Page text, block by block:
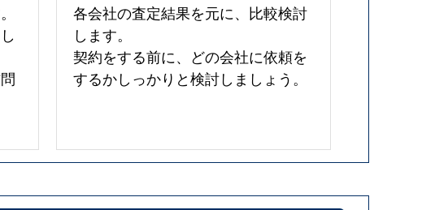
各会社の査定結果を元に、比較検討
します。
契約をする前に、どの会社に依頼を
するかしっかりと検討しましょう。